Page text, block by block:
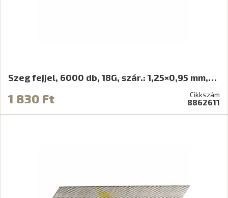
Szeg fejjel, 6000 db, 18G, szár.: 1,25×0,95 mm,…
1 830 Ft Cikkszám
8862611